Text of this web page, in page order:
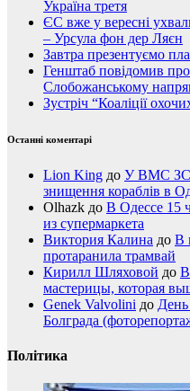
Україна третя
ЄС вже у вересні
– Урсула фон дер Ляєн
Завтра презентуємо
Генштаб повідомив
Слобожанському
Зустріч “Коаліції
Останні коментарі
Lion King до У ВМС
знищення кораблів в
Olhazk до В Одессе 15
из супермаркета
Виктория Калина до В
протаранила трамвай
Кирилл Шляховой до В
мастерицы, которая
Genek Valvolini до
Болграда
Політика